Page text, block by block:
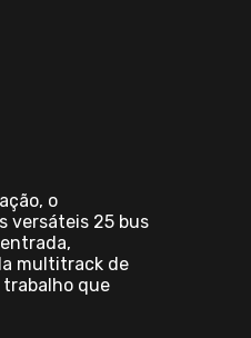
o
versáteis 25 bus
multitrack de
trabalho que